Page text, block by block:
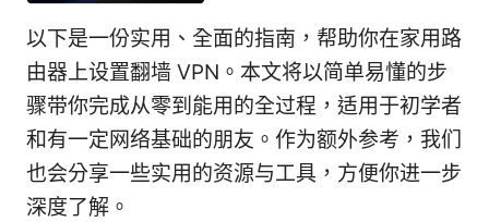
以下是一份实用、全面的指南，帮助你在家用路
由器上设置翻墙 VPN。本文将以简单易懂的步
骤带你完成从零到能用的全过程，适用于初学者
和有一定网络基础的朋友。作为额外参考，我们
也会分享一些实用的资源与工具，方便你进一步
深度了解。